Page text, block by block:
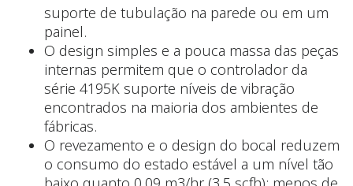
suporte de tubulação na parede ou em um
painel.
O design simples e a pouca massa das peças
internas permitem que o controlador da
série 4195K suporte níveis de vibração
encontrados na maioria dos ambientes de
fábricas.
O revezamento e o design do bocal reduzem
o consumo do estado estável a um nível tão